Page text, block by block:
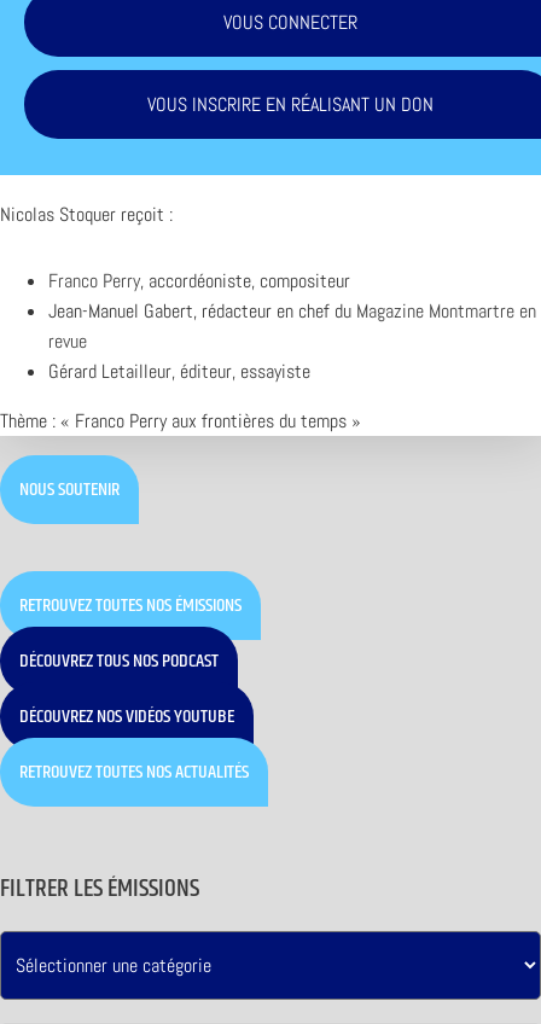
VOUS CONNECTER
VOUS INSCRIRE EN RÉALISANT UN DON
Nicolas Stoquer reçoit :
Franco Perry, accordéoniste, compositeur
Jean-Manuel Gabert, rédacteur en chef du Magazine Montmartre en
revue
Gérard Letailleur, éditeur, essayiste
Thème : « Franco Perry aux frontières du temps »
NOUS SOUTENIR
RETROUVEZ TOUTES NOS ÉMISSIONS
DÉCOUVREZ TOUS NOS PODCAST
DÉCOUVREZ NOS VIDÉOS YOUTUBE
RETROUVEZ TOUTES NOS ACTUALITÉS
FILTRER LES ÉMISSIONS